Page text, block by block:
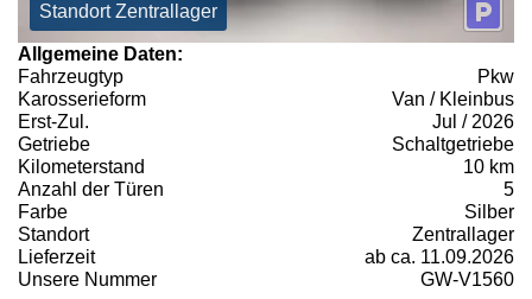
Standort Zentrallager
Allgemeine Daten:
Fahrzeugtyp
Pkw
Karosserieform
Van / Kleinbus
Erst-Zul.
Jul / 2026
Getriebe
Schaltgetriebe
Kilometerstand
10 km
Anzahl der Türen
5
Farbe
Silber
Standort
Zentrallager
Lieferzeit
ab ca. 11.09.2026
Unsere Nummer
GW-V1560